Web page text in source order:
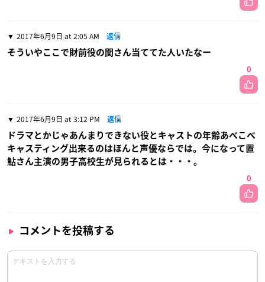
2017年6月9日 at 2:05 AM 返信
そういやここで財前役の関さん当ててた人いたなー
0
2017年6月9日 at 3:12 PM 返信
ドラマとかじゃあんまりできない役とキャストの年齢あべこべ
キャスティング出来るのはほんと声優ならでは。今になって置
鮎さん主演の男子高校生が見られるとは・・・。
0
コメントを投稿する